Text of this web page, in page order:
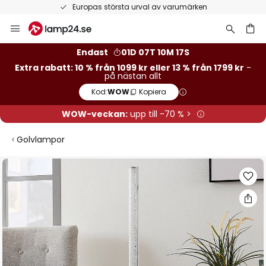
Europas största urval av varumärken
Hoppa
till
Endast
01D 07T 10M 16S
Extra rabatt: 10 % från 1099 kr eller 13 % från 1799 kr -
på nästan allt
Kod:WOW Kopiera
WOW-veckan:upp till -70 % >
Golvlampor
Hoppa
till
av
bildgalleriet